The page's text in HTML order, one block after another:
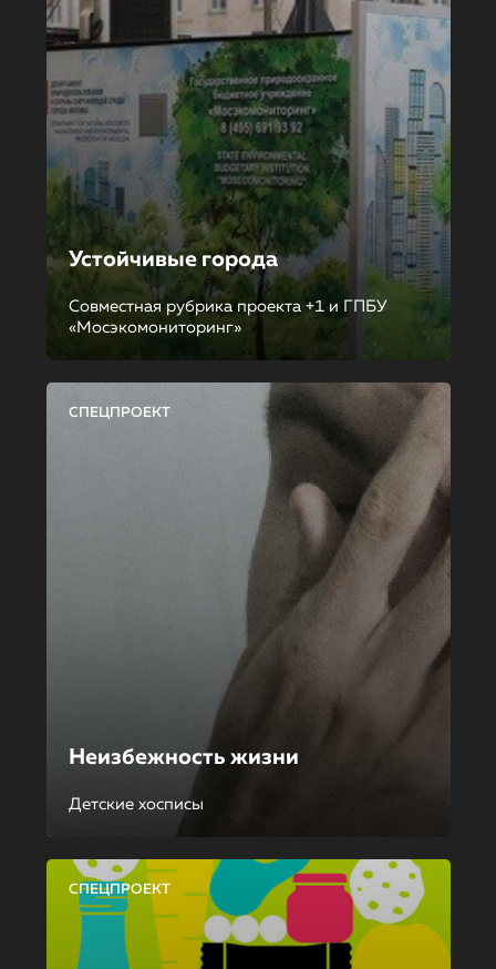
Устойчивые города
Совместная рубрика проекта +1 и ГПБУ
«Мосэкомониторинг»
СПЕЦПРОЕКТ
Неизбежность жизни
Детские хосписы
СПЕЦПРОЕКТ